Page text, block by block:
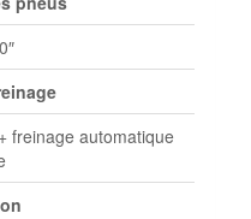
freinage automatique